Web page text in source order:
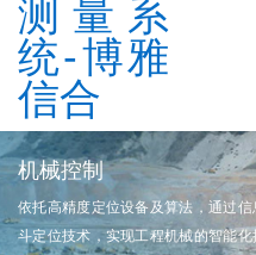
机械控制
依托高精度定位设备及算法，通过
斗定位技术，实现工程机械的智能